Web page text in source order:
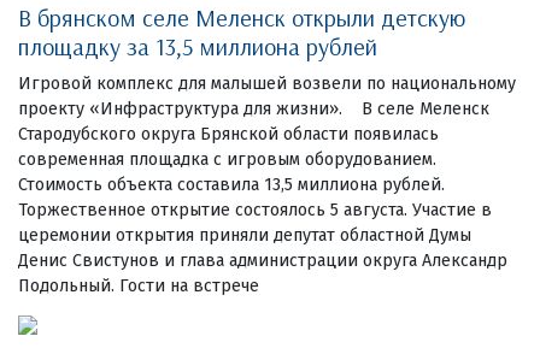
В брянском селе Меленск открыли детскую
площадку за 13,5 миллиона рублей
Игровой комплекс для малышей возвели по национальному
проекту «Инфраструктура для жизни». В селе Меленск
Стародубского округа Брянской области появилась
современная площадка с игровым оборудованием.
Стоимость объекта составила 13,5 миллиона рублей.
Торжественное открытие состоялось 5 августа. Участие в
церемонии открытия приняли депутат областной Думы
Денис Свистунов и глава администрации округа Александр
Подольный. Гости на встрече